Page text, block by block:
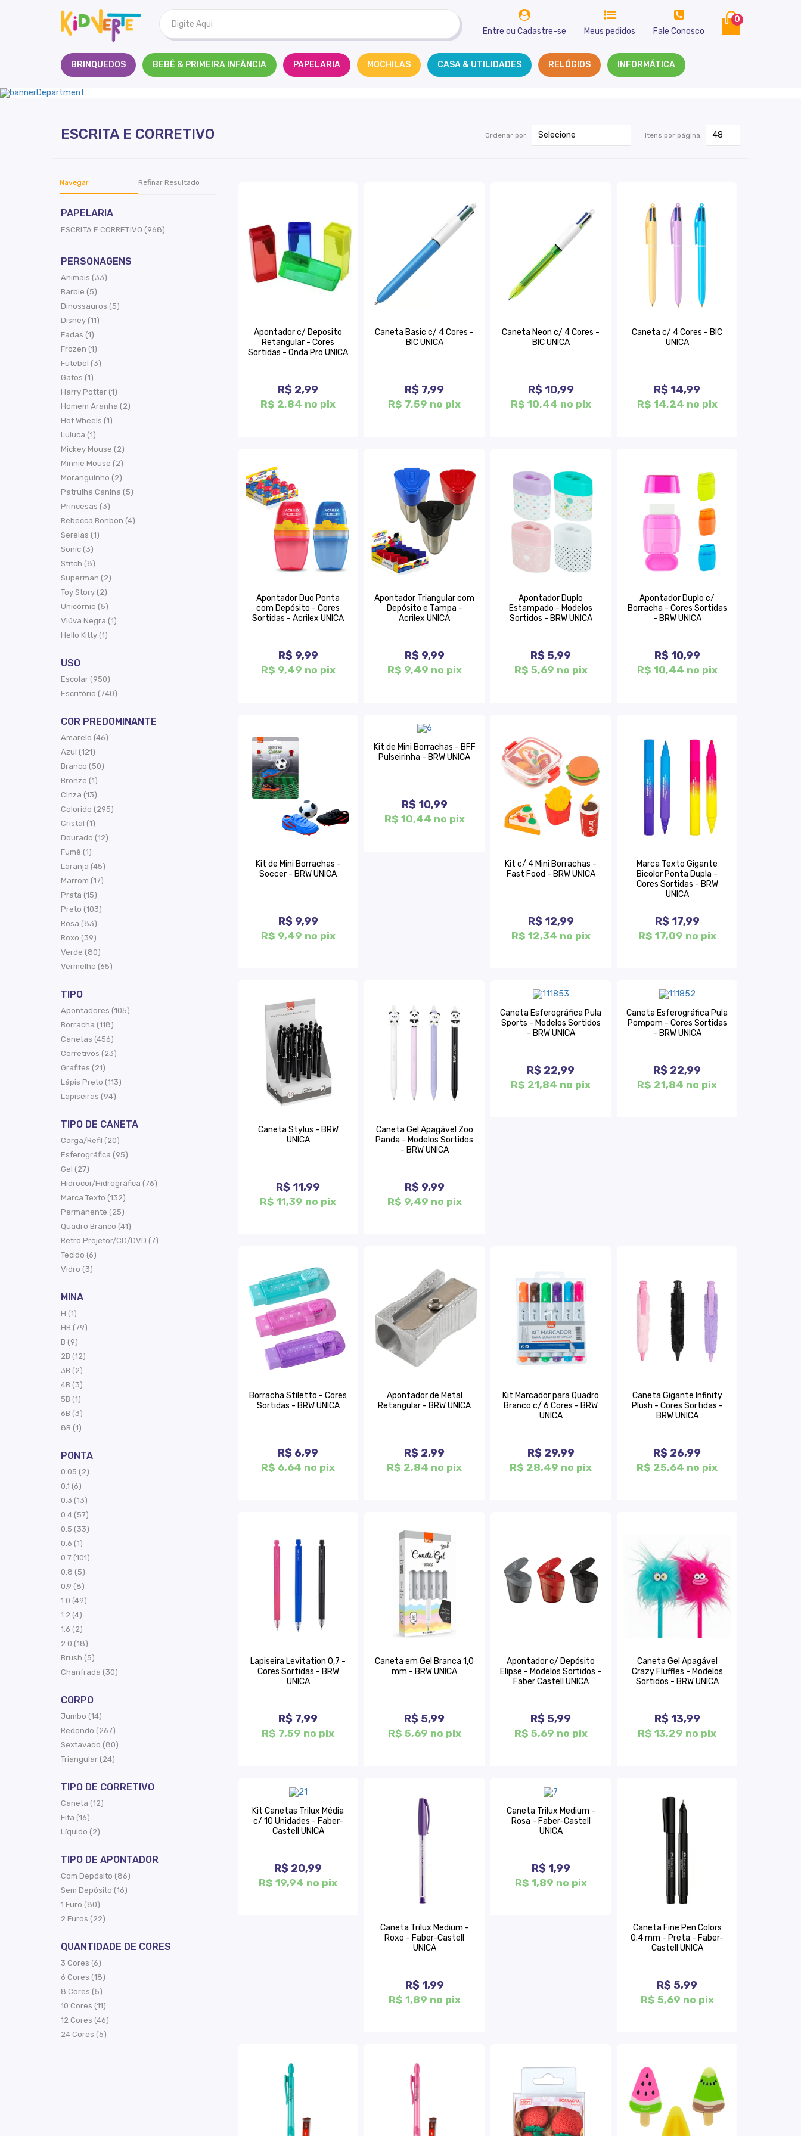
Entre ou Cadastre-se Meus pedidos Fale Conosco
0
Kidverte
BRINQUEDOS BEBÊ & PRIMEIRA INFÂNCIA PAPELARIA MOCHILAS CASA & UTILIDADES RELÓGIOS INFORMÁTICA
ESCRITA E CORRETIVO Ordenar por: Itens por página:
Navegar Refinar Resultado
PAPELARIA
ESCRITA E CORRETIVO (968)
PERSONAGENS
Animais (33)
Barbie (5)
Dinossauros (5)
Disney (11)
Fadas (1)
Frozen (1)
Futebol (3)
Gatos (1)
Harry Potter (1)
Homem Aranha (2)
Hot Wheels (1)
Luluca (1)
Mickey Mouse (2)
Minnie Mouse (2)
Moranguinho (2)
Patrulha Canina (5)
Princesas (3)
Rebecca Bonbon (4)
Sereias (1)
Sonic (3)
Stitch (8)
Superman (2)
Toy Story (2)
Unicórnio (5)
Viúva Negra (1)
Hello Kitty (1)
USO
Escolar (950)
Escritório (740)
COR PREDOMINANTE
Amarelo (46)
Azul (121)
Branco (50)
Bronze (1)
Cinza (13)
Colorido (295)
Cristal (1)
Dourado (12)
Fumê (1)
Laranja (45)
Marrom (17)
Prata (15)
Preto (103)
Rosa (83)
Roxo (39)
Verde (80)
Vermelho (65)
TIPO
Apontadores (105)
Borracha (118)
Canetas (456)
Corretivos (23)
Grafites (21)
Lápis Preto (113)
Lapiseiras (94)
TIPO DE CANETA
Carga/Refil (20)
Esferográfica (95)
Gel (27)
Hidrocor/Hidrográfica (76)
Marca Texto (132)
Permanente (25)
Quadro Branco (41)
Retro Projetor/CD/DVD (7)
Tecido (6)
Vidro (3)
MINA
H (1)
HB (79)
B (9)
2B (12)
3B (2)
4B (3)
5B (1)
6B (3)
8B (1)
PONTA
0.05 (2)
0.1 (6)
0.3 (13)
0.4 (57)
0.5 (33)
0.6 (1)
0.7 (101)
0.8 (5)
0.9 (8)
1.0 (49)
1.2 (4)
1.6 (2)
2.0 (18)
Brush (5)
Chanfrada (30)
CORPO
Jumbo (14)
Redondo (267)
Sextavado (80)
Triangular (24)
TIPO DE CORRETIVO
Caneta (12)
Fita (16)
Líquido (2)
TIPO DE APONTADOR
Com Depósito (86)
Sem Depósito (16)
1 Furo (80)
2 Furos (22)
QUANTIDADE DE CORES
3 Cores (6)
6 Cores (18)
8 Cores (5)
10 Cores (11)
12 Cores (46)
24 Cores (5)
Apontador c/ Deposito
Retangular - Cores
Sortidas - Onda Pro UNICA
R$ 2,99
R$ 2,84 no pix
Caneta Basic c/ 4 Cores -
BIC UNICA
R$ 7,99
R$ 7,59 no pix
Caneta Neon c/ 4 Cores -
BIC UNICA
R$ 10,99
R$ 10,44 no pix
Caneta c/ 4 Cores - BIC
UNICA
R$ 14,99
R$ 14,24 no pix
Apontador Duo Ponta
com Depósito - Cores
Sortidas - Acrilex UNICA
R$ 9,99
R$ 9,49 no pix
Apontador Triangular com
Depósito e Tampa -
Acrilex UNICA
R$ 9,99
R$ 9,49 no pix
Apontador Duplo
Estampado - Modelos
Sortidos - BRW UNICA
R$ 5,99
R$ 5,69 no pix
Apontador Duplo c/
Borracha - Cores Sortidas
- BRW UNICA
R$ 10,99
R$ 10,44 no pix
Kit de Mini Borrachas -
Soccer - BRW UNICA
R$ 9,99
R$ 9,49 no pix
Kit de Mini Borrachas - BFF
Pulseirinha - BRW UNICA
R$ 10,99
R$ 10,44 no pix
Kit c/ 4 Mini Borrachas -
Fast Food - BRW UNICA
R$ 12,99
R$ 12,34 no pix
Marca Texto Gigante
Bicolor Ponta Dupla -
Cores Sortidas - BRW
UNICA
R$ 17,99
R$ 17,09 no pix
Caneta Stylus - BRW
UNICA
R$ 11,99
R$ 11,39 no pix
Caneta Gel Apagável Zoo
Panda - Modelos Sortidos
- BRW UNICA
R$ 9,99
R$ 9,49 no pix
Caneta Esferográfica Pula
Sports - Modelos Sortidos
- BRW UNICA
R$ 22,99
R$ 21,84 no pix
Caneta Esferográfica Pula
Pompom - Cores Sortidas
- BRW UNICA
R$ 22,99
R$ 21,84 no pix
Borracha Stiletto - Cores
Sortidas - BRW UNICA
R$ 6,99
R$ 6,64 no pix
Apontador de Metal
Retangular - BRW UNICA
R$ 2,99
R$ 2,84 no pix
Kit Marcador para Quadro
Branco c/ 6 Cores - BRW
UNICA
R$ 29,99
R$ 28,49 no pix
Caneta Gigante Infinity
Plush - Cores Sortidas -
BRW UNICA
R$ 26,99
R$ 25,64 no pix
Lapiseira Levitation 0,7 -
Cores Sortidas - BRW
UNICA
R$ 7,99
R$ 7,59 no pix
Caneta em Gel Branca 1,0
mm - BRW UNICA
R$ 5,99
R$ 5,69 no pix
Apontador c/ Depósito
Elipse - Modelos Sortidos -
Faber Castell UNICA
R$ 5,99
R$ 5,69 no pix
Caneta Gel Apagável
Crazy Fluffles - Modelos
Sortidos - BRW UNICA
R$ 13,99
R$ 13,29 no pix
Kit Canetas Trilux Média
c/ 10 Unidades - Faber-
Castell UNICA
R$ 20,99
R$ 19,94 no pix
Caneta Trilux Medium -
Roxo - Faber-Castell
UNICA
R$ 1,99
R$ 1,89 no pix
Caneta Trilux Medium -
Rosa - Faber-Castell
UNICA
R$ 1,99
R$ 1,89 no pix
Caneta Fine Pen Colors
0.4 mm - Preta - Faber-
Castell UNICA
R$ 5,99
R$ 5,69 no pix